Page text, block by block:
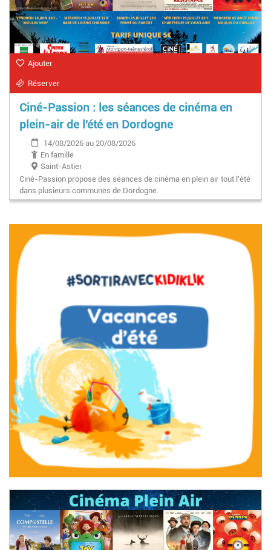
Ajouter
Réserver
Ciné-Passion : les séances de cinéma en
plein-air de l'été en Dordogne
14/08/2026 au 20/08/2026
En famille
Saint-Astier
Ciné-Passion propose des séances de cinéma en plein air tout l'été
dans plusieurs communes de Dordogne.